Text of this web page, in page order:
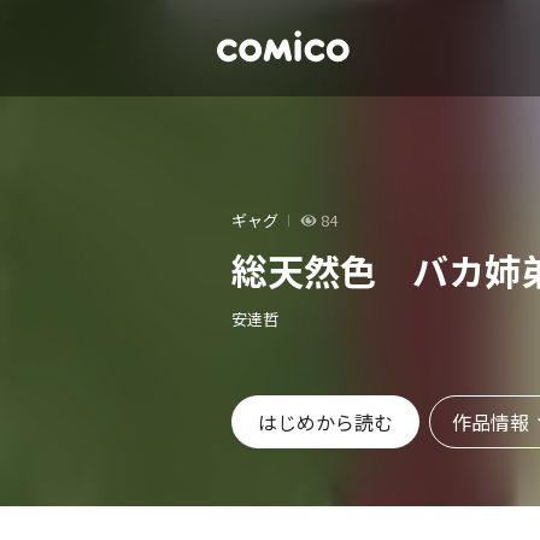
ギャグ 84
総天然色 バカ姉
安達哲
はじめから読む 作品情報